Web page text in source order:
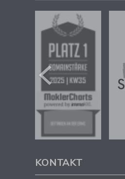
KONTAKT